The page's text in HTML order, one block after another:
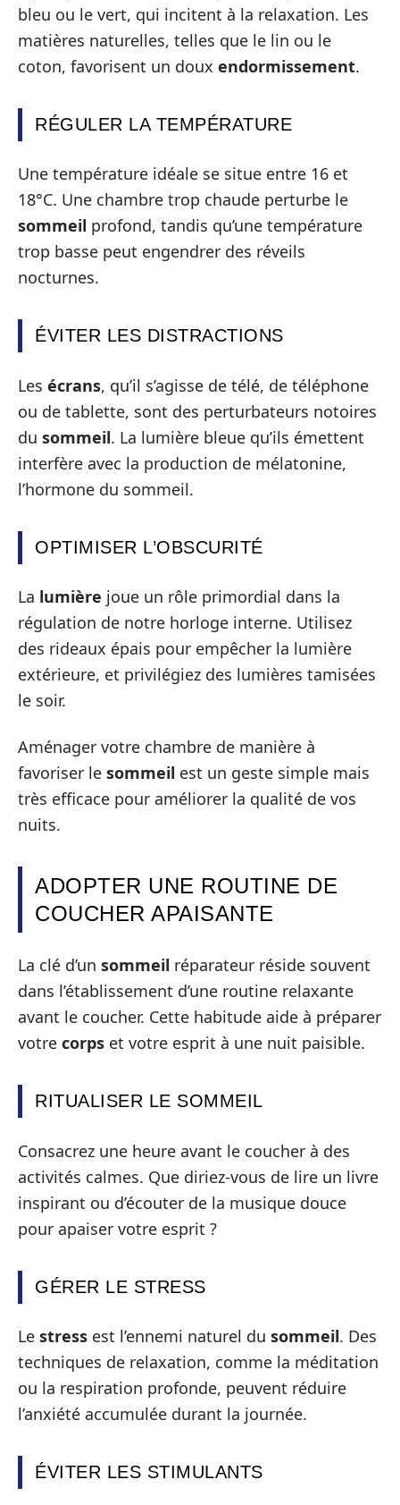
bleu ou le vert, qui incitent à la relaxation. Les
matières naturelles, telles que le lin ou le
coton, favorisent un doux endormissement.
RÉGULER LA TEMPÉRATURE
Une température idéale se situe entre 16 et
18°C. Une chambre trop chaude perturbe le
sommeil profond, tandis qu’une température
trop basse peut engendrer des réveils
nocturnes.
ÉVITER LES DISTRACTIONS
Les écrans, qu’il s’agisse de télé, de téléphone
ou de tablette, sont des perturbateurs notoires
du sommeil. La lumière bleue qu’ils émettent
interfère avec la production de mélatonine,
l’hormone du sommeil.
OPTIMISER L’OBSCURITÉ
La lumière joue un rôle primordial dans la
régulation de notre horloge interne. Utilisez
des rideaux épais pour empêcher la lumière
extérieure, et privilégiez des lumières tamisées
le soir.
Aménager votre chambre de manière à
favoriser le sommeil est un geste simple mais
très efficace pour améliorer la qualité de vos
nuits.
ADOPTER UNE ROUTINE DE
COUCHER APAISANTE
La clé d’un sommeil réparateur réside souvent
dans l’établissement d’une routine relaxante
avant le coucher. Cette habitude aide à préparer
votre corps et votre esprit à une nuit paisible.
RITUALISER LE SOMMEIL
Consacrez une heure avant le coucher à des
activités calmes. Que diriez-vous de lire un livre
inspirant ou d’écouter de la musique douce
pour apaiser votre esprit ?
GÉRER LE STRESS
Le stress est l’ennemi naturel du sommeil. Des
techniques de relaxation, comme la méditation
ou la respiration profonde, peuvent réduire
l’anxiété accumulée durant la journée.
ÉVITER LES STIMULANTS